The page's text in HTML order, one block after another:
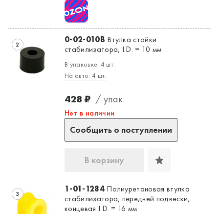
2 0-02-010B Втулка стойки
стабилизатора, I.D. = 10 мм
В упаковке: 4 шт.
На авто: 4 шт.
428 ₽ / упак.
Нет в наличии
Сообщить о поступлении
В корзину
3 1-01-1284Полиуретановая втулка
стабилизатора, передней подвески,
концевая I.D. = 16 мм